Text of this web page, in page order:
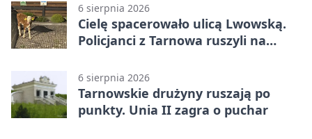
6 sierpnia 2026
Cielę spacerowało ulicą Lwowską.
Policjanci z Tarnowa ruszyli na
6 sierpnia 2026
Tarnowskie drużyny ruszają po
punkty. Unia II zagra o puchar